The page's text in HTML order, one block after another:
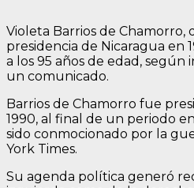
Violeta Barrios de Chamorro,
presidencia de Nicaragua en
a los 95 años de edad, según
un comunicado.
Barrios de Chamorro fue
1990, al final de un periodo
sido conmocionado por la
York Times.
Su agenda política generó